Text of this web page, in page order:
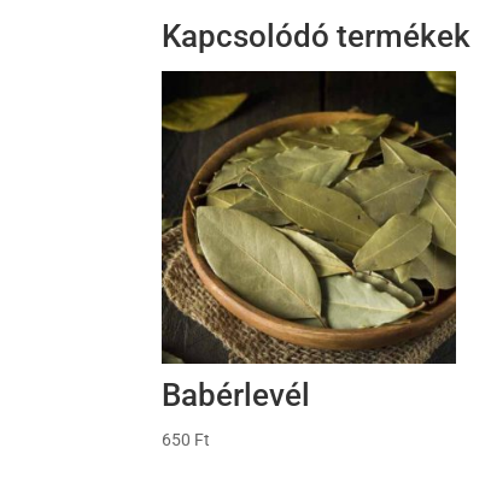
Kapcsolódó termékek
Babérlevél
650 Ft